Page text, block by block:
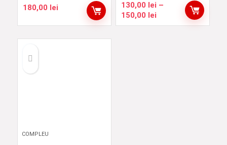
180,00 lei 130,00 lei –
150,00 leiInterval
de
COMPLEU